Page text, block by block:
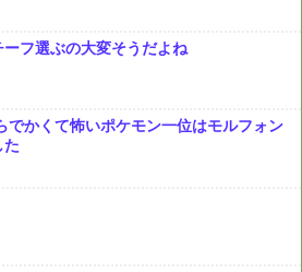
フ選ぶの大変そうだよね
でかくて怖いポケモン一位はモルフォン
た